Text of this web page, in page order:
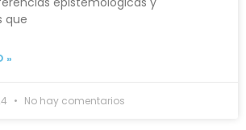
que
»
No hay comentarios